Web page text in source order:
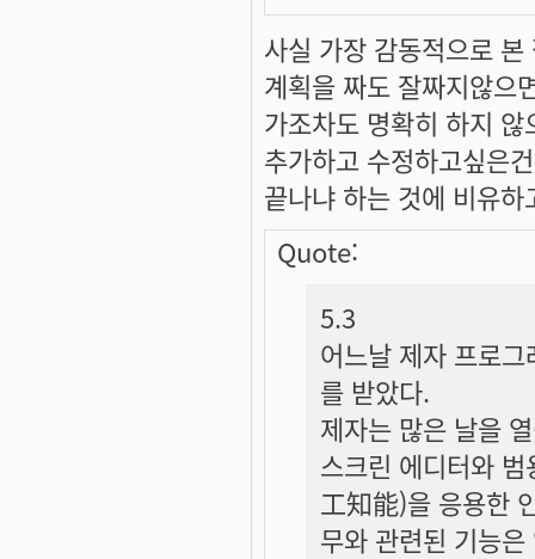
사실 가장 감동적으로
계획을 짜도 잘짜지않으
가조차도 명확히 하지
추가하고 수정하고싶은
끝나냐 하는 것에 비유
Quote:
5.3
어느날 제자 프로
를 받았다.
제자는 많은 날을
스크린 에디터와
工知能)을 응용한
무와 관련된 기능은